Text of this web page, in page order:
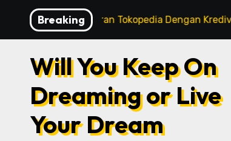
content
Breaking
Tips Pembayaran Tokopedia Dengan Kredivo
Will You Keep On
Dreaming or Live
Your Dream